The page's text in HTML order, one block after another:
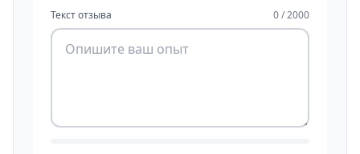
Текст отзыва 0 / 2000